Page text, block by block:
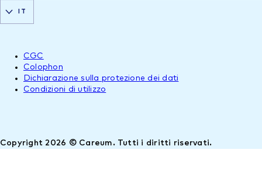
Copyright 2026 © Careum. Tutti i diritti riservati.
CGC
Colophon
Dichiarazione sulla protezione dei dati
Condizioni di utilizzo
IT